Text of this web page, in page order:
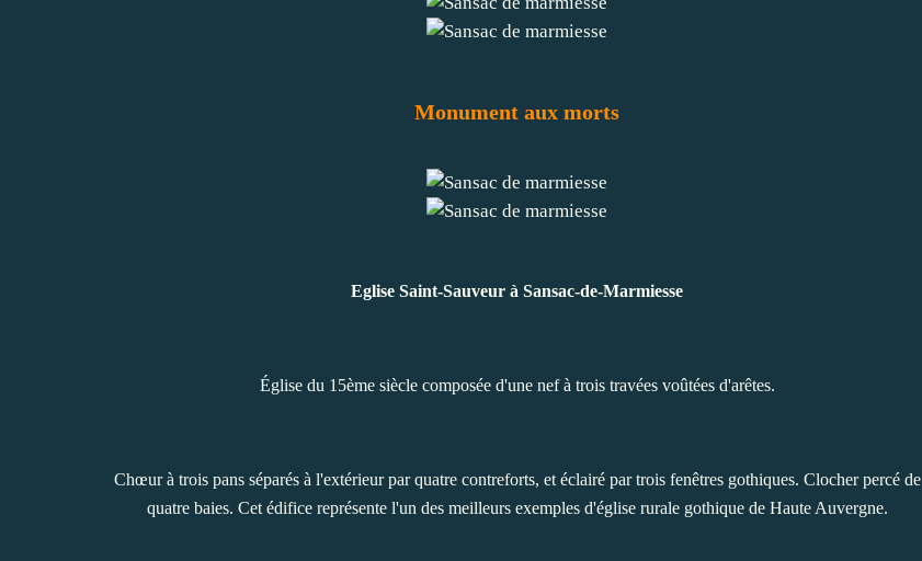
Monument aux morts
Eglise Saint-Sauveur à Sansac-de-Marmiesse
Église du 15ème siècle composée d'une nef à trois travées voûtées d'arêtes.
Chœur à trois pans séparés à l'extérieur par quatre contreforts, et éclairé par trois fenêtres gothiques. Clocher percé de
quatre baies. Cet édifice représente l'un des meilleurs exemples d'église rurale gothique de Haute Auvergne.